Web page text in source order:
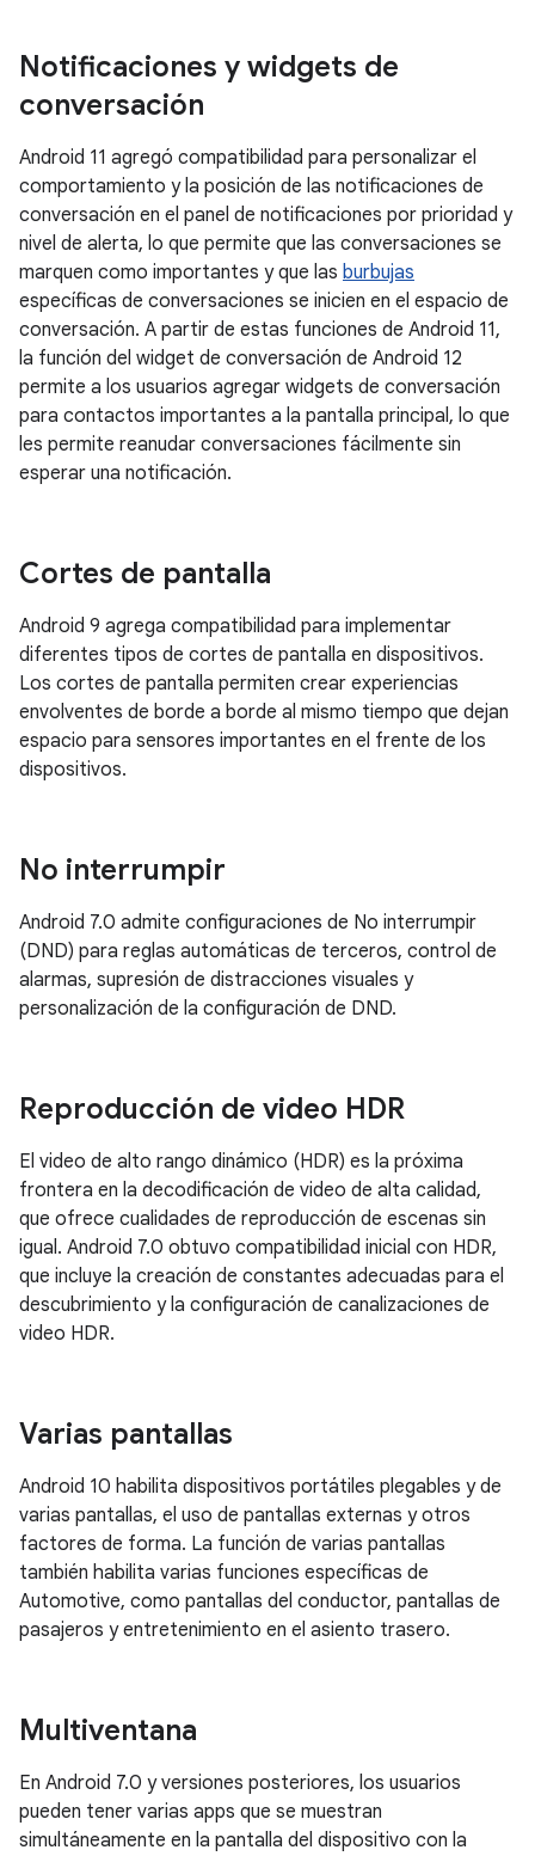
Notificaciones y widgets de
conversación
Android 11 agregó compatibilidad para personalizar el
comportamiento y la posición de las notificaciones de
conversación en el panel de notificaciones por prioridad y
nivel de alerta, lo que permite que las conversaciones se
marquen como importantes y que las burbujas
específicas de conversaciones se inicien en el espacio de
conversación. A partir de estas funciones de Android 11,
la función del widget de conversación de Android 12
permite a los usuarios agregar widgets de conversación
para contactos importantes a la pantalla principal, lo que
les permite reanudar conversaciones fácilmente sin
esperar una notificación.
Cortes de pantalla
Android 9 agrega compatibilidad para implementar
diferentes tipos de cortes de pantalla en dispositivos.
Los cortes de pantalla permiten crear experiencias
envolventes de borde a borde al mismo tiempo que dejan
espacio para sensores importantes en el frente de los
dispositivos.
No interrumpir
Android 7.0 admite configuraciones de No interrumpir
(DND) para reglas automáticas de terceros, control de
alarmas, supresión de distracciones visuales y
personalización de la configuración de DND.
Reproducción de video HDR
El video de alto rango dinámico (HDR) es la próxima
frontera en la decodificación de video de alta calidad,
que ofrece cualidades de reproducción de escenas sin
igual. Android 7.0 obtuvo compatibilidad inicial con HDR,
que incluye la creación de constantes adecuadas para el
descubrimiento y la configuración de canalizaciones de
video HDR.
Varias pantallas
Android 10 habilita dispositivos portátiles plegables y de
varias pantallas, el uso de pantallas externas y otros
factores de forma. La función de varias pantallas
también habilita varias funciones específicas de
Automotive, como pantallas del conductor, pantallas de
pasajeros y entretenimiento en el asiento trasero.
Multiventana
En Android 7.0 y versiones posteriores, los usuarios
pueden tener varias apps que se muestran
simultáneamente en la pantalla del dispositivo con la